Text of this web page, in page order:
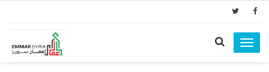
Toggle
navigation